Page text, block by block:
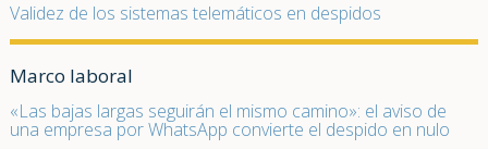
Validez de los sistemas telemáticos en despidos
Marco laboral
«Las bajas largas seguirán el mismo camino»: el aviso de
una empresa por WhatsApp convierte el despido en nulo